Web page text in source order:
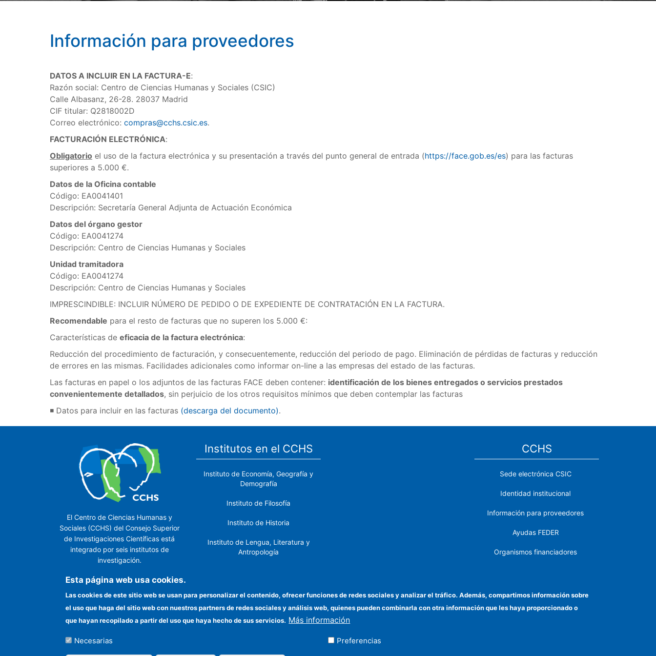
Información para proveedores
DATOS A INCLUIR EN LA FACTURA-E:
Razón social: Centro de Ciencias Humanas y Sociales (CSIC)
Calle Albasanz, 26-28. 28037 Madrid
CIF titular: Q2818002D
Correo electrónico: compras@cchs.csic.es.
FACTURACIÓN ELECTRÓNICA:
Obligatorio el uso de la factura electrónica y su presentación a través del punto general de entrada (https://face.gob.es/es) para las facturas
superiores a 5.000 €.
Datos de la Oficina contable
Código: EA0041401
Descripción: Secretaría General Adjunta de Actuación Económica
Datos del órgano gestor
Código: EA0041274
Descripción: Centro de Ciencias Humanas y Sociales
Unidad tramitadora
Código: EA0041274
Descripción: Centro de Ciencias Humanas y Sociales
IMPRESCINDIBLE: INCLUIR NÚMERO DE PEDIDO O DE EXPEDIENTE DE CONTRATACIÓN EN LA FACTURA.
Recomendable para el resto de facturas que no superen los 5.000 €:
Características de eficacia de la factura electrónica:
Reducción del procedimiento de facturación, y consecuentemente, reducción del periodo de pago. Eliminación de pérdidas de facturas y reducción
de errores en las mismas. Facilidades adicionales como informar on-line a las empresas del estado de las facturas.
Las facturas en papel o los adjuntos de las facturas FACE deben contener: identificación de los bienes entregados o servicios prestados
convenientemente detallados, sin perjuicio de los otros requisitos mínimos que deben contemplar las facturas
◾ Datos para incluir en las facturas (descarga del documento).
El Centro de Ciencias Humanas y
Sociales (CCHS) del Consejo Superior
de Investigaciones Científicas está
integrado por seis institutos de
investigación.
Institutos en el CCHS
Instituto de Economía, Geografía y
Demografía
Instituto de Filosofía
Instituto de Historia
Instituto de Lengua, Literatura y
Antropología
Próximo
Instituto de Políticas y Bienes
Públicos
CCHS
Sede electrónica CSIC
Identidad institucional
Información para proveedores
Ayudas FEDER
Organismos financiadores
Cómo llegar
Esta página web usa cookies.
Las cookies de este sitio web se usan para personalizar el contenido, ofrecer funciones de redes sociales y analizar el tráfico. Además, compartimos información sobre
el uso que haga del sitio web con nuestros partners de redes sociales y análisis web, quienes pueden combinarla con otra información que les haya proporcionado o
que hayan recopilado a partir del uso que haya hecho de sus servicios. Más información
Necesarias Preferencias